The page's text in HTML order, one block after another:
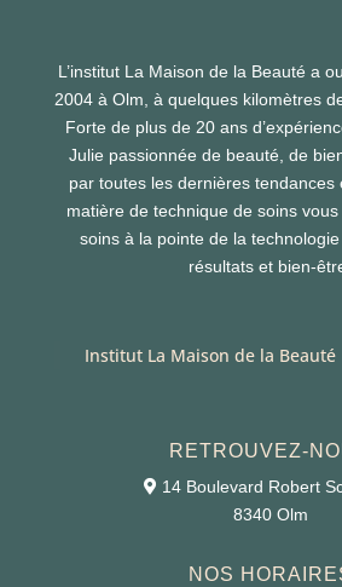
L’institut La Maison de la Beauté a
2004 à Olm, à quelques kilomètres
Forte de plus de 20 ans
Julie passionnée de beauté, de
par toutes les dernières tendances
matière de technique de soins
soins à la pointe de la
résultats et bien-
Institut La Maison de la Beauté
RETROUVEZ-
14 Boulevard Robert
8340 Olm
NOS